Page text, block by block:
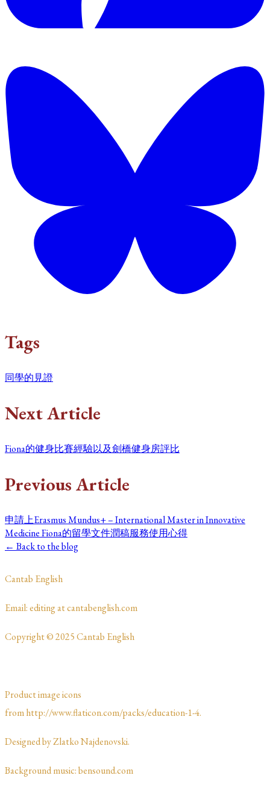
Tags
同學的見證
Next Article
Fiona的健身比賽經驗以及劍橋健身房評比
Previous Article
申請上Erasmus Mundus+ – International Master in Innovative
Medicine Fiona的留學文件潤稿服務使用心得
← Back to the blog
​Cantab English
​​​Email: editing at cantabenglish.com
Copyright © 2025 Cantab English
Product image icons
from http://www.flaticon.com/packs/education-1-4.
Designed by Zlatko Najdenovski. ​​​​
Background music: bensound.com